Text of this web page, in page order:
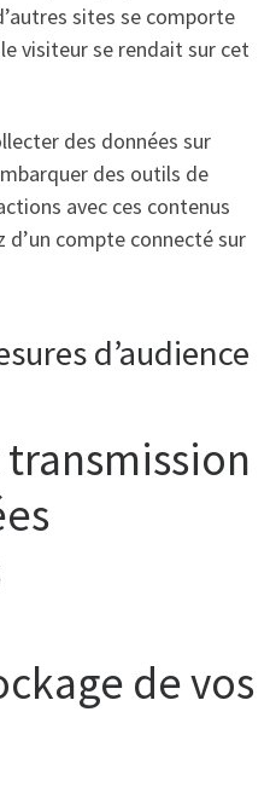
sites se comporte
visiteur se rendait sur cet
des données sur
des outils de
avec ces contenus
d’un compte connecté sur
d’audience
de vos